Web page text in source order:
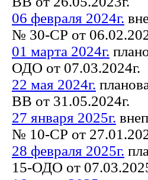
06 февраля 2024г.
№ 30-СР от
01 марта 2024г.
ОДО от 07.03.2024г.
22 мая 2024г.
ВВ от 31.05.2024г.
27 января 2025г.
№ 10-СР от
28 февраля 2025г.
15-ОДО от